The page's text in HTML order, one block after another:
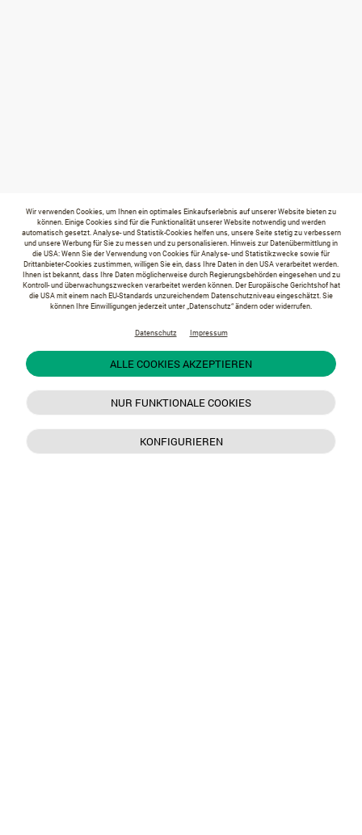
Wir verwenden Cookies, um Ihnen ein optimales Einkaufserlebnis auf unserer Website bieten zu
können. Einige Cookies sind für die Funktionalität unserer Website notwendig und werden
automatisch gesetzt. Analyse- und Statistik-Cookies helfen uns, unsere Seite stetig zu verbessern
und unsere Werbung für Sie zu messen und zu personalisieren. Hinweis zur Datenübermittlung in
die USA: Wenn Sie der Verwendung von Cookies für Analyse- und Statistikzwecke sowie für
Drittanbieter-Cookies zustimmen, willigen Sie ein, dass Ihre Daten in den USA verarbeitet werden.
Ihnen ist bekannt, dass Ihre Daten möglicherweise durch Regierungsbehörden eingesehen und zu
Kontroll- und überwachungszwecken verarbeitet werden können. Der Europäische Gerichtshof hat
die USA mit einem nach EU-Standards unzureichendem Datenschutzniveau eingeschätzt. Sie
können Ihre Einwilligungen jederzeit unter „Datenschutz“ ändern oder widerrufen.
Datenschutz Impressum
ALLE COOKIES AKZEPTIEREN
NUR FUNKTIONALE COOKIES
KONFIGURIEREN